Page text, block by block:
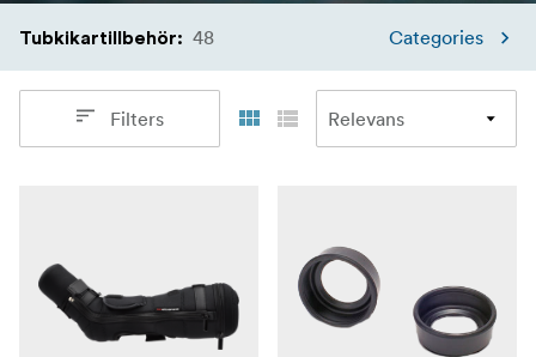
Tubkikartillbehör: 48 Categories
Filters